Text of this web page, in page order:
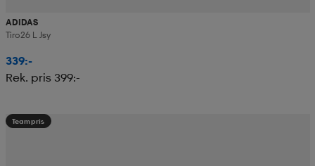
ADIDAS
Tiro26 L Jsy
339:-
Rek. pris 399:-
Teampris